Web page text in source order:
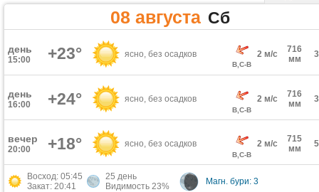
08 августа Сб
день
15:00 +23° ясно, без осадков
В,С-В
2 м/с
716
мм
день
16:00 +24° ясно, без осадков
В,С-В
2 м/с
716
мм
вечер
20:00 +18° ясно, без осадков
В,С-В
2 м/с
715
мм
Восход: 05:45
Закат: 20:41
25 день
Видимость 23%
Магн. бури: 3